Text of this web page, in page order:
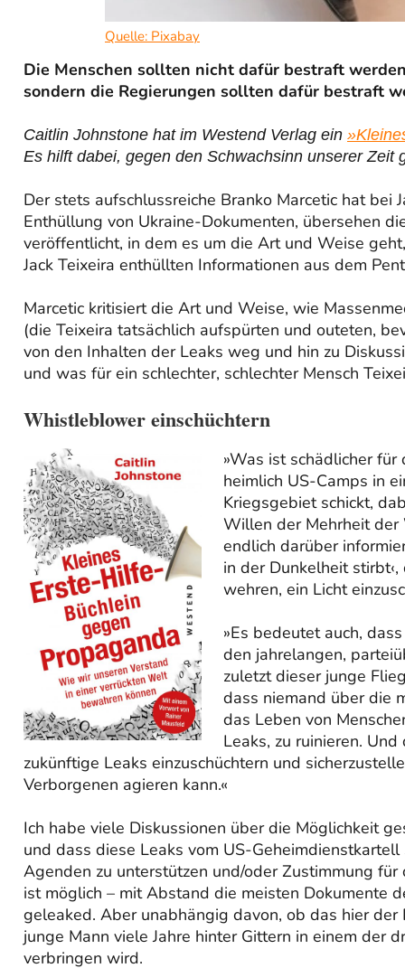
Quelle: Pixabay
Die Menschen sollten nicht dafür bestraft
sondern die Regierungen sollten dafür bestraft
Caitlin Johnstone hat im Westend Verlag ein
Es hilft dabei, gegen den Schwachsinn unserer Zeit
Der stets aufschlussreiche Branko Marcetic hat bei
Enthüllung von Ukraine-Dokumenten, übersehen
veröffentlicht, in dem es um die Art und Weise
Jack Teixeira enthüllten Informationen aus dem
Marcetic kritisiert die Art und Weise, wie
(die Teixeira tatsächlich aufspürten und outeten,
von den Inhalten der Leaks weg und hin zu
und was für ein schlechter, schlechter Mensch
Whistleblower einschüchtern
»Was ist schädlicher für
heimlich US-Camps in
Kriegsgebiet schickt,
Willen der Mehrheit
endlich darüber
in der Dunkelheit
wehren, ein Licht
»Es bedeutet auch,
den jahrelangen,
zuletzt dieser junge
dass niemand über die
das Leben von
Leaks, zu ruinieren.
zukünftige Leaks einzuschüchtern und
Verborgenen agieren kann.«
Ich habe viele Diskussionen über die Möglichkeit
und dass diese Leaks vom US-
Agenden zu unterstützen und/oder Zustimmung für
ist möglich – mit Abstand die meisten Dokumente
geleaked. Aber unabhängig davon, ob das hier
junge Mann viele Jahre hinter Gittern in einem der
verbringen wird.